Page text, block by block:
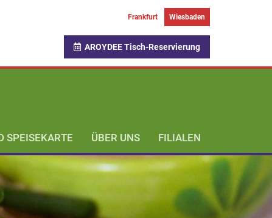
Frankfurt Wiesbaden
AROYDEE Tisch-Reservierung
SPEISEKARTE ÜBER UNS FILIALEN